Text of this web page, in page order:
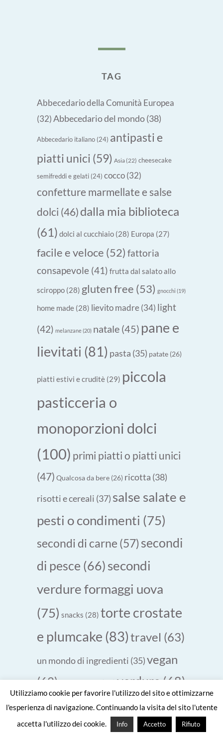
TAG
Abbecedario della Comunità Europea
(32) Abbecedario del mondo(38)
Abbecedario italiano (24) antipasti e
piatti unici (59) Asia(22) cheesecake
semifreddi e gelati (24) cocco (32)
confetture marmellate e salse
dolci (46) dalla mia biblioteca
(61) dolci al cucchiaio (28) Europa (27)
facile e veloce (52) fattoria
consapevole (41) frutta dal salato allo
sciroppo (28) gluten free (53) gnocchi (19)
home made (28) lievito madre(34) light
(42) melanzane(20) natale (45) pane e
lievitati (81) pasta (35) patate (26)
piatti estivi e cruditè (29) piccola
pasticceria o
monoporzioni dolci
(100) primi piatti o piatti unici
(47) Qualcosa da bere (26) ricotta (38)
risotti e cereali (37) salse salate e
pesti o condimenti (75)
secondi di carne (57)secondi
di pesce (66) secondi
verdure formaggi uova
(75) snacks (28) torte crostate
e plumcake (83)travel (63)
un mondo di ingredienti (35)vegan
(62)vegetariano(31)verdure(68)
yogurt (33) zucca (23)
zuppe
minestre vellutate(49)
Utilizziamo cookie per favorire l'utilizzo del sito e ottimizzarne
l'esperienza di navigazione. Continuando la visita del sito l'utente
accetta l'utilizzo dei cookie.
Info Accetto Rifiuto